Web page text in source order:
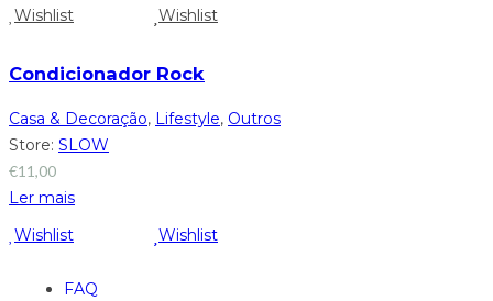
Wishlist
Wishlist
Condicionador Rock
Casa & Decoração, Lifestyle, Outros
Store: SLOW
€11,00
Ler mais
Wishlist
Wishlist
FAQ